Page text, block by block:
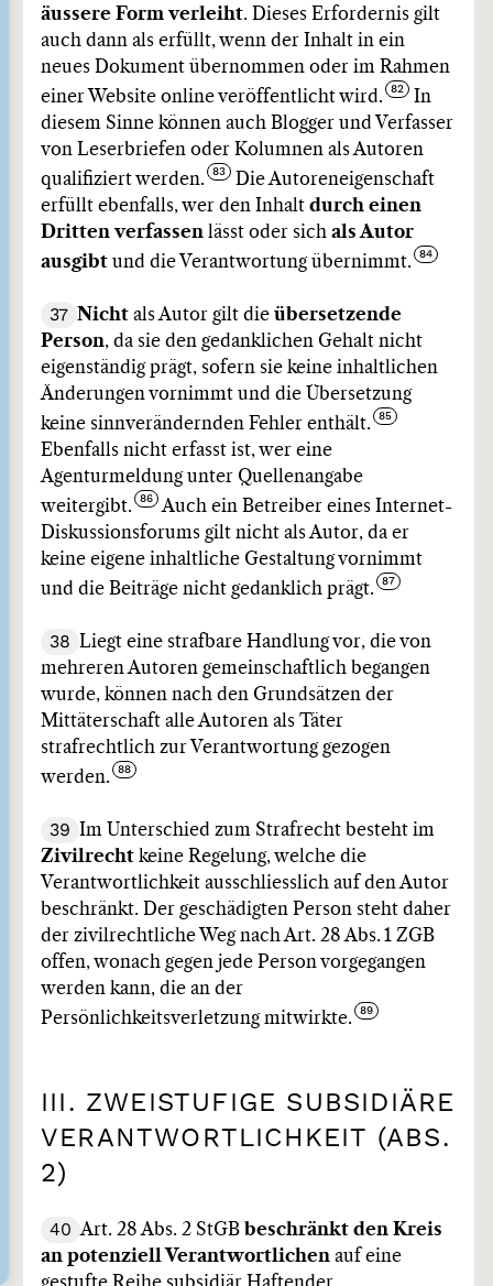
äussere Form verleiht. Dieses Erfordernis gilt
auch dann als erfüllt, wenn der Inhalt in ein
neues Dokument übernommen oder im Rahmen
einer Website online veröffentlicht wird.
In
diesem Sinne können auch Blogger und Verfasser
von Leserbriefen oder Kolumnen als Autoren
qualifiziert werden.
Die Autoreneigenschaft
erfüllt ebenfalls, wer den Inhalt durch einen
Dritten verfassen lässt oder sich als Autor
ausgibt und die Verantwortung übernimmt.
37 Nicht als Autor gilt die übersetzende
Person, da sie den gedanklichen Gehalt nicht
eigenständig prägt, sofern sie keine inhaltlichen
Änderungen vornimmt und die Übersetzung
keine sinnverändernden Fehler enthält.
Ebenfalls nicht erfasst ist, wer eine
Agenturmeldung unter Quellenangabe
weitergibt.
Auch ein Betreiber eines Internet-
Diskussionsforums gilt nicht als Autor, da er
keine eigene inhaltliche Gestaltung vornimmt
und die Beiträge nicht gedanklich prägt.
38
Liegt eine strafbare Handlung vor, die von
mehreren Autoren gemeinschaftlich begangen
wurde, können nach den Grundsätzen der
Mittäterschaft alle Autoren als Täter
strafrechtlich zur Verantwortung gezogen
werden.
39
Im Unterschied zum Strafrecht besteht im
Zivilrecht keine Regelung, welche die
Verantwortlichkeit ausschliesslich auf den Autor
beschränkt. Der geschädigten Person steht daher
der zivilrechtliche Weg nach Art. 28 Abs. 1 ZGB
offen, wonach gegen jede Person vorgegangen
werden kann, die an der
Persönlichkeitsverletzung mitwirkte.
III. ZWEISTUFIGE SUBSIDIÄRE
VERANTWORTLICHKEIT (ABS.
2)
40 Art. 28 Abs. 2 StGB beschränkt den Kreis
an potenziell Verantwortlichen auf eine